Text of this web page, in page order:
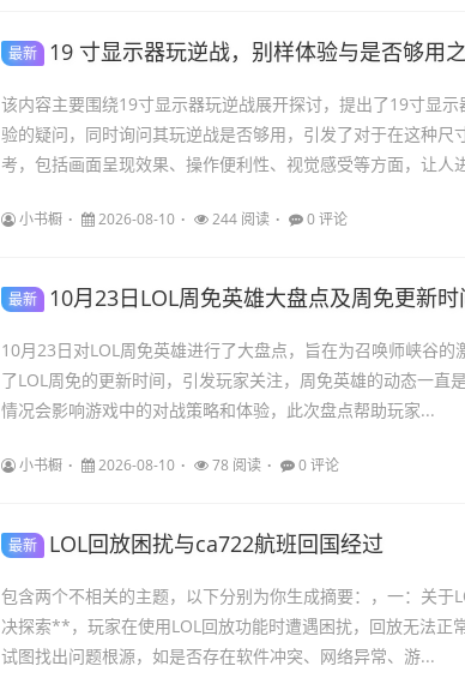
最新 19 寸显示器玩逆战，别样体验与是否够用
该内容主要围绕19寸显示器玩逆战展开探讨，提出了19寸显
验的疑问，同时询问其玩逆战是否够用，引发了对于在这种尺
考，包括画面呈现效果、操作便利性、视觉感受等方面，让人
小书橱 2026-08-10 244 阅读 0 评论
最新 10月23日LOL周免英雄大盘点及周免更新
10月23日对LOL周免英雄进行了大盘点，旨在为召唤师峡谷的
了LOL周免的更新时间，引发玩家关注，周免英雄的动态一直
情况会影响游戏中的对战策略和体验，此次盘点帮助玩家...
小书橱 2026-08-10 78 阅读 0 评论
最新 LOL回放困扰与ca722航班回国经过
包含两个不相关的主题，以下分别为你生成摘要：，一：关于
决探索**，玩家在使用LOL回放功能时遭遇困扰，回放无法正
试图找出问题根源，如是否存在软件冲突、网络异常、游...